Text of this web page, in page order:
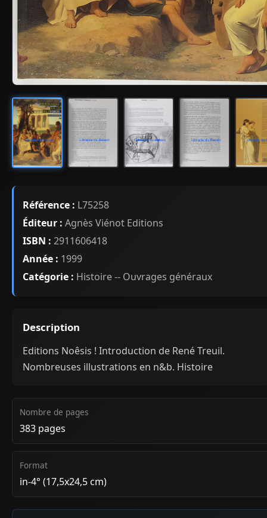
Référence : L75258
Éditeur : Agnès Viénot Editions
ISBN : 2911606418
Année : 1999
Catégorie : Histoire -- Ouvrages généraux
Description
Editions Noêsis ! Introduction de René Treuil.
Nombreuses illustrations en n&b. Histoire
Nombre de pages
383 pages
Format
in-4° (17,5x24,5 cm)